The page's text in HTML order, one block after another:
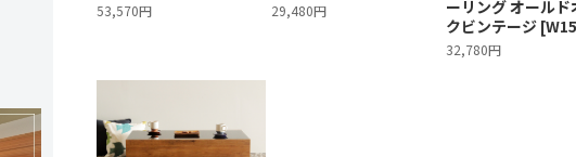
53,570円 29,480円
ーリング オールド
クビンテージ
32,780円